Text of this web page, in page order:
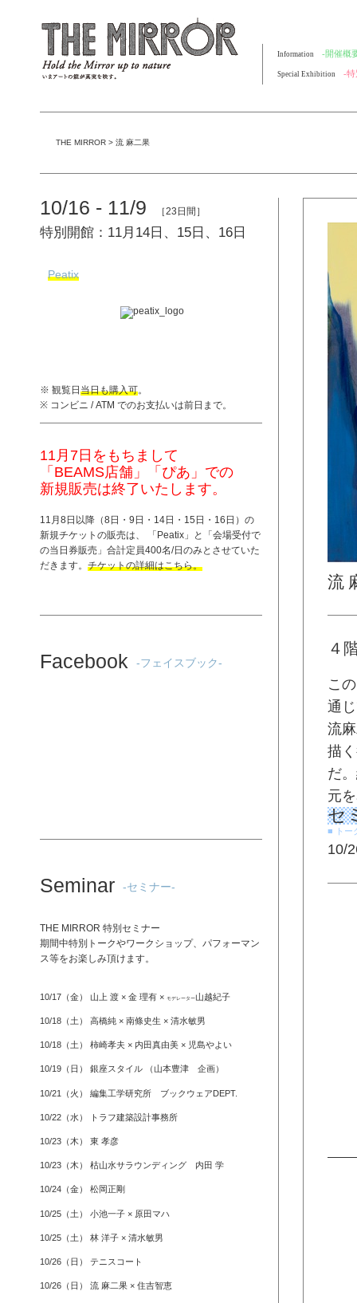
Information -開催概
Special Exhibition -特
THE MIRROR > 流 麻二果
10/16 - 11/9 ［23日間］
特別開館：11月14日、15日、16日
Peatix
※ 観覧日 当日も購入可。
※ コンビニ / ATM でのお支払いは前日まで。
11月7日をもちまして
「BEAMS店舗」「ぴあ」での
新規販売は終了いたします。
11月8日以降（8日・9日・14日・15日・16日）の
新規チケットの販売は、 「 Peatix 」と「 会場受付で
の当日券販売 」合計定員400名/日のみとさせていた
だきます。 チケットの詳細はこちら。
Facebook -フェイスブック-
Seminar -セミナー-
THE MIRROR 特別セミナー
期間中特別トークやワークショップ、パフォーマン
ス等をお楽しみ頂けます。
10/17（金） 山上 渡 × 金 理有 × モデレーター山越紀子
10/18（土） 高橋純 × 南條史生 × 清水敏男
10/18（土） 柿崎孝夫 × 内田真由美 × 児島やよい
10/19（日） 銀座スタイル （山本豊津 企画）
10/21（火） 編集工学研究所 ブックウェアDEPT.
10/22（水） トラフ建築設計事務所
10/23（木） 東 孝彦
10/23（木） 枯山水サラウンディング 内田 学
10/24（金） 松岡正剛
10/25（土） 小池一子 × 原田マハ
10/25（土） 林 洋子 × 清水敏男
10/26（日） テニスコート
10/26（日） 流 麻二果 × 住吉智恵
流
４
こ
通
流
描
だ
元
セ
■ トー
10/